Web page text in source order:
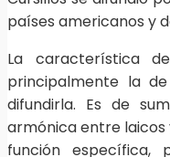
países americanos y
La característica
principalmente la
difundirla. Es de
armónica entre laicos
función específica,